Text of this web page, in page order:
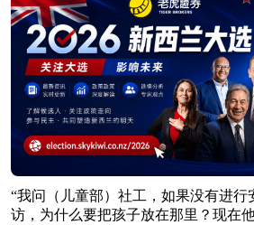
“我问（儿童部）社工，如果没有进行
访，为什么要把孩子放在那里？现在